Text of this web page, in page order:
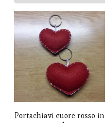
Portachiavi cuore rosso in